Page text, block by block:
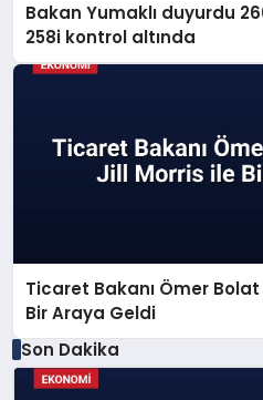
Bakan Yumaklı duyurdu
258i kontrol altında
Ticaret Bakanı Ömer
Bir Araya Geldi
Son Dakika